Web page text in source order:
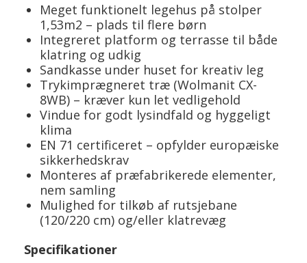
Meget funktionelt legehus på stolper
1,53m2 – plads til flere børn
Integreret platform og terrasse til både
klatring og udkig
Sandkasse under huset for kreativ leg
Trykimprægneret træ (Wolmanit CX-
8WB) – kræver kun let vedligehold
Vindue for godt lysindfald og hyggeligt
klima
EN 71 certificeret – opfylder europæiske
sikkerhedskrav
Monteres af præfabrikerede elementer,
nem samling
Mulighed for tilkøb af rutsjebane
(120/220 cm) og/eller klatrevæg
Specifikationer